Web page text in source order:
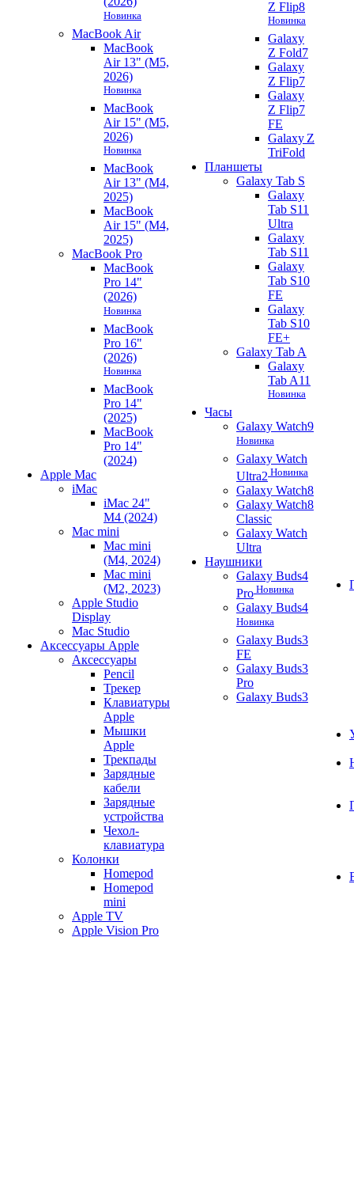
Новинка
MacBook Air
MacBook
Air 13" (M5,
2026)
Новинка
MacBook
Air 15" (M5,
2026)
Новинка
MacBook
Air 13" (M4,
2025)
MacBook
Air 15" (M4,
2025)
MacBook Pro
MacBook
Pro 14"
(2026)
Новинка
MacBook
Pro 16"
(2026)
Новинка
MacBook
Pro 14"
(2025)
MacBook
Pro 14"
(2024)
Apple Mac
iMac
iMac 24"
M4 (2024)
Mac mini
Mac mini
(M4, 2024)
Mac mini
(M2, 2023)
Apple Studio
Display
Mac Studio
Аксессуары Apple
Аксессуары
Pencil
Трекер
Клавиатуры
Apple
Мышки
Apple
Трекпады
Зарядные
кабели
Зарядные
устройства
Чехол-
клавиатура
Колонки
Homepod
Homepod
mini
Apple TV
Apple Vision Pro
Z Flip8
Новинка
Galaxy
Z Fold7
Galaxy
Z Flip7
Galaxy
Z Flip7
FE
Galaxy Z
TriFold
Планшеты
Galaxy Tab S
Galaxy
Tab S11
Ultra
Galaxy
Tab S11
Galaxy
Tab S10
FE
Galaxy
Tab S10
FE+
Galaxy Tab A
Galaxy
Tab A11
Новинка
Часы
Galaxy Watch9
Новинка
Galaxy Watch
Ultra2 Новинка
Galaxy Watch8
Galaxy Watch8
Classic
Galaxy Watch
Ultra
Наушники
Galaxy Buds4
Pro Новинка
Galaxy Buds4
Новинка
Galaxy Buds3
FE
Galaxy Buds3
Pro
Galaxy Buds3